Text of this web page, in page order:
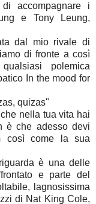
accompagnare i
e Tony Leung,
dal mio rivale di
di fronte a così
polemica
In the mood for
quizas"
nella tua vita hai
è che adesso devi
così come la sua
è una delle
e parte del
lagnosissima
di Nat King Cole,